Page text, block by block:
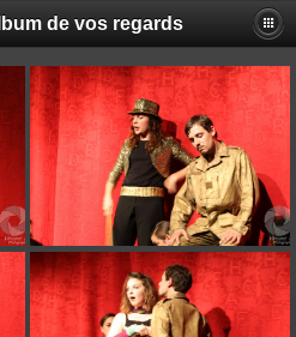
de vos regards